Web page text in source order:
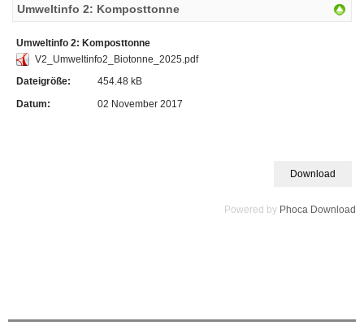
Umweltinfo 2: Komposttonne
Umweltinfo 2: Komposttonne
V2_Umweltinfo2_Biotonne_2025.pdf
Dateigröße:
454.48 kB
Datum:
02 November 2017
Powered by Phoca Download